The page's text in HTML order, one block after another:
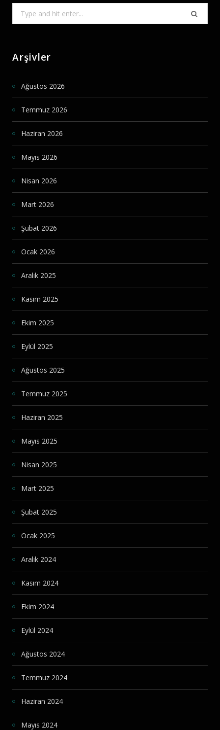
for:
Arşivler
Ağustos 2026
Temmuz 2026
Haziran 2026
Mayıs 2026
Nisan 2026
Mart 2026
Şubat 2026
Ocak 2026
Aralık 2025
Kasım 2025
Ekim 2025
Eylül 2025
Ağustos 2025
Temmuz 2025
Haziran 2025
Mayıs 2025
Nisan 2025
Mart 2025
Şubat 2025
Ocak 2025
Aralık 2024
Kasım 2024
Ekim 2024
Eylül 2024
Ağustos 2024
Temmuz 2024
Haziran 2024
Mayıs 2024